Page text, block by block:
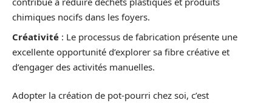
chimiques nocifs dans les foyers.
Créativité : Le processus de fabrication présente une
excellente opportunité d’explorer sa fibre créative et
d’engager des activités manuelles.
Adopter la création de pot-pourri chez soi, c’est